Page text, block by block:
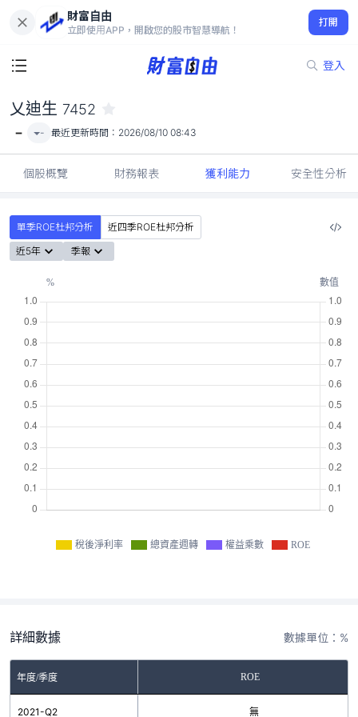
財富自由
立即使用APP，開啟您的股市智慧導航！
打開
登入
-
乂迪生 7452
- - 最近更新時間： 2026/08/10 08:43
個股概覽 財務報表 獲利能力 安全性分析
單季ROE杜邦分析
近四季ROE杜邦分析
近5年
季報
稅後淨利率 總資產週轉 權益乘數 ROE
詳細數據 數據單位：%
年度/季度 ROE
2021-Q2 無